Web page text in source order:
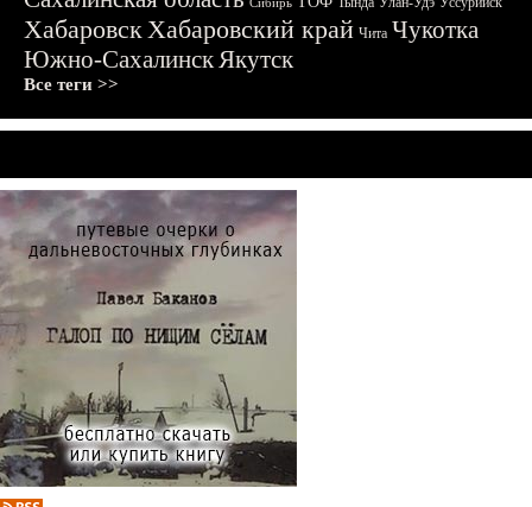
ХабаровскХабаровский край Чита Чукотка
Южно-СахалинскЯкутск
Все теги >>